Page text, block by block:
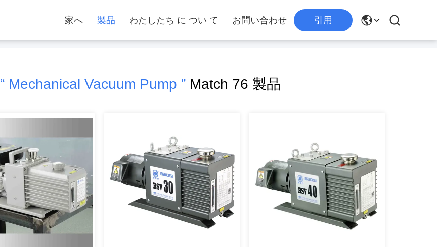
家へ 製品 わたしたち に つい て お問い合わせ 引用
“ Mechanical Vacuum Pump ”Match 76 製品